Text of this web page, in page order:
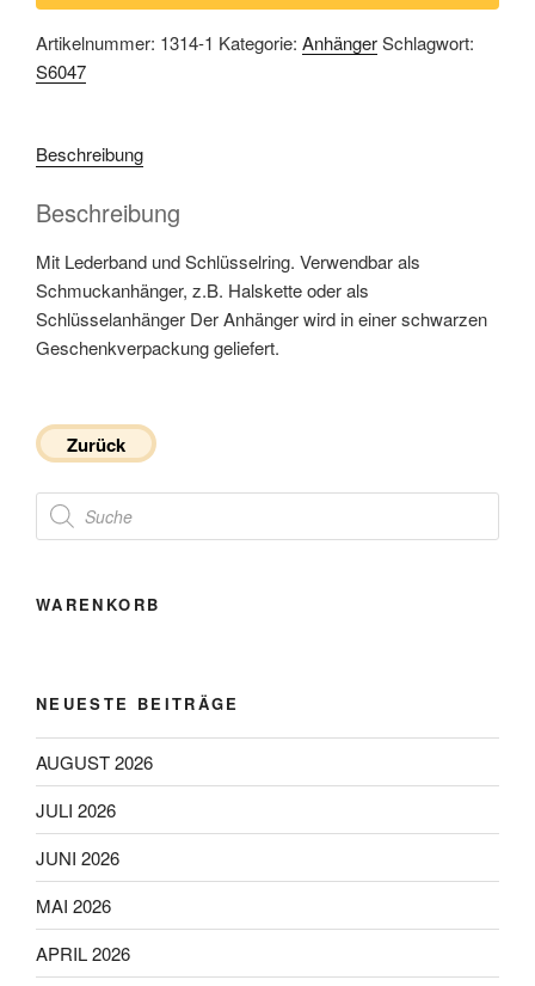
Artikelnummer: 1314-1 Kategorie: AnhängerSchlagwort:
S6047
Beschreibung
Beschreibung
Mit Lederband und Schlüsselring. Verwendbar als
Schmuckanhänger, z.B. Halskette oder als
Schlüsselanhänger Der Anhänger wird in einer schwarzen
Geschenkverpackung geliefert.
Zurück
Products
search
WARENKORB
NEUESTE BEITRÄGE
AUGUST 2026
JULI 2026
JUNI 2026
MAI 2026
APRIL 2026